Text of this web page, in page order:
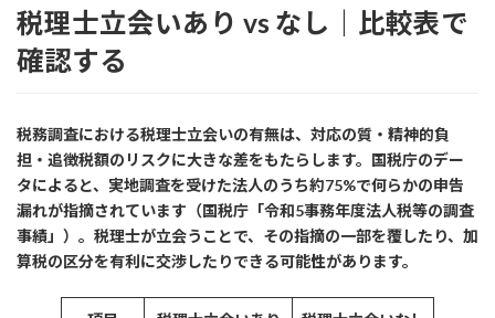
税理士立会いあり vs なし｜比較表で
確認する
税務調査における税理士立会いの有無は、対応の質・精神的負
担・追徴税額のリスクに大きな差をもたらします。国税庁のデー
タによると、実地調査を受けた法人のうち約75%で何らかの申告
漏れが指摘されています（国税庁「令和5事務年度法人税等の調査
事績」）。税理士が立会うことで、その指摘の一部を覆したり、加
算税の区分を有利に交渉したりできる可能性があります。